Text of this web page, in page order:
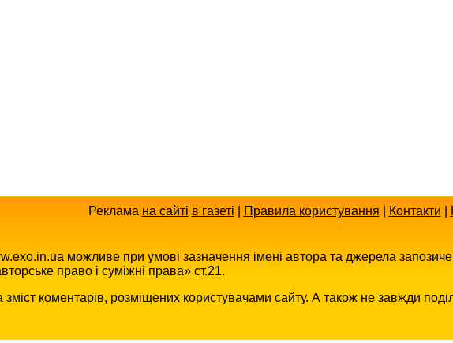
Реклама на сайті в газеті Правила користування Контакти
можливе при умові зазначення імені автора та джерела
право і суміжні права» ст.21.
зміст коментарів, розміщених користувачами сайту. А також не завжди